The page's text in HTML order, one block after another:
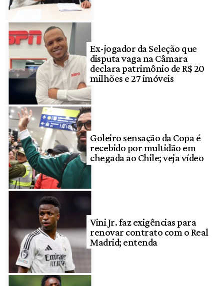
Ex-jogador da Seleção que
disputa vaga na Câmara
declara patrimônio de R$ 20
milhões e 27 imóveis
Goleiro sensação da Copa é
recebido por multidão em
chegada ao Chile; veja vídeo
Vini Jr. faz exigências para
renovar contrato com o Real
Madrid; entenda